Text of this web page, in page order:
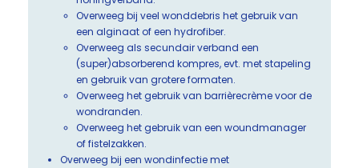
Overweeg bij veel wonddebris het gebruik van
een alginaat of een hydrofiber.
Overweeg als secundair verband een
(super)absorberend kompres, evt. met stapeling
en gebruik van grotere formaten.
Overweeg het gebruik van barrièrecrème voor de
wondranden.
Overweeg het gebruik van een woundmanager
of fistelzakken.
Overweeg bij een wondinfectie met